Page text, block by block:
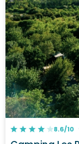
8.6/10